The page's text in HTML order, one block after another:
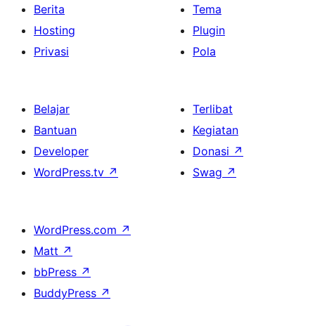
Berita
Hosting
Privasi
Tema
Plugin
Pola
Belajar
Bantuan
Developer
WordPress.tv ↗
Terlibat
Kegiatan
Donasi ↗
Swag ↗
WordPress.com ↗
Matt ↗
bbPress ↗
BuddyPress ↗